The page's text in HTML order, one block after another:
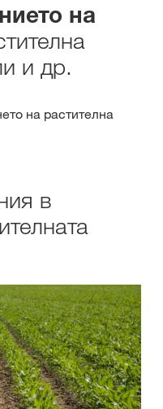
на
и др.
на растителна
в